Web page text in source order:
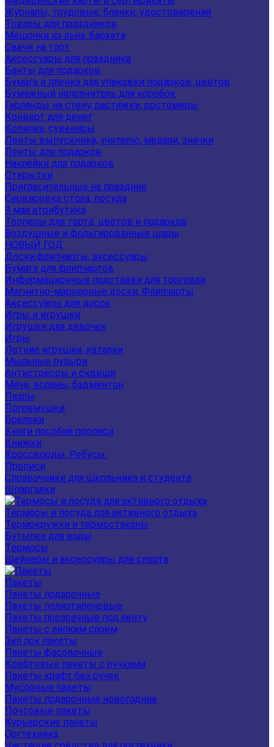
Журналы, трудовые, бланки, удостоверения
Товары для праздников
Мешочки из льна, бархата
Свечи на торт
Аксессуары для праздника
Банты для подарков
Бумага и пленка для упаковки подарков, цветов
Бумажный наполнитель для коробок
Гирлянды на стену, растяжки, ростомеры
Конверт для денег
Копилки, сувениры
Ленты выпускника, учителю, медали, значки
Ленты для подарков
Наклейки для подарков
Открытки
Пригласительные на праздник
Сервировка стола, посуда
9 мая атрибутика
Топперы для торта, цветов и подарков
Воздушные и фольгированные шары
НОВЫЙ ГОД
Доски,флипчарты, аксессуары
Бумага для флипчартов
Информационные подставки для торговли
Магнитно-маркерные доски, Флипчарты
Аксессуары для досок
Игры и игрушки
Игрушки для девочек
Игры
Летние игрушки, каталки
Мыльные пузыри
Антистрессы и сквиши
Мячи, воланы, бадминтон
Пазлы
Погремушки
Брелоки
Книги пособия прописи
Книжки
Кроссворды, Ребусы.
Прописи
Справочники для школьника и студента
Шпаргалки
Термосы и посуда для активного отдыха
Термокружки и термостаканы
Бутылки для воды
Термосы
Шейкеры и аксессуары для спорта
Пакеты
Пакеты подарочные
Пакеты полиэтиленовые
Пакеты прозрачные под ленту
Пакеты с липким слоем
Зип лок пакеты
Пакеты фасовочные
Крафтовые пакеты с ручками
Пакеты крафт без ручек
Мусорные пакеты
Пакеты подарочные новогодние
Почтовые пакеты
Курьерские пакеты
Оргтехника